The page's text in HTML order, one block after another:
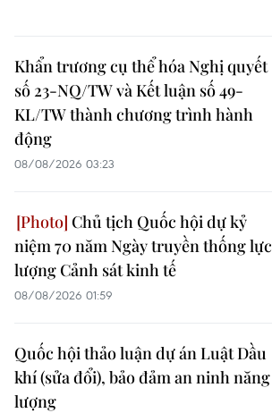
Khẩn trương cụ thể hóa Nghị quyết
số 23-NQ/TW và Kết luận số 49-
KL/TW thành chương trình hành
động
08/08/2026 03:23
Chủ tịch Quốc hội dự kỷ
niệm 70 năm Ngày truyền thống lực
lượng Cảnh sát kinh tế
08/08/2026 01:59
Quốc hội thảo luận dự án Luật Dầu
khí (sửa đổi), bảo đảm an ninh năng
lượng